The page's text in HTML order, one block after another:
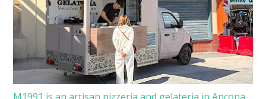
M1991 is an artisan pizzeria and gelateria in Ancona